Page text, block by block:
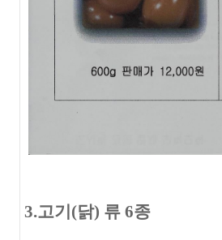
3.고기(닭) 류 6종